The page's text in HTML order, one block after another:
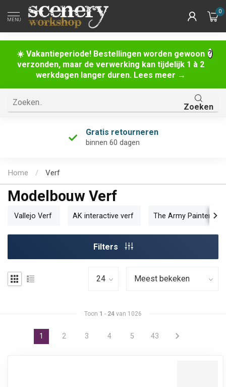
☀️ Vakantieperiode! Bestellingen worden gewoon
verzonden, maar de verwerking kan tijdelijk 1 à 2
werkdagen langer duren. Lees meer →
MENU
0
Zoeken
Uniek assortiment
én de grootste van Nederland!
Home / Verf
Modelbouw Verf
Vallejo Verf AK interactive verf The Army Painter
Filters
Toon 1 - 24 van 1026
1 2 3 4 5 43